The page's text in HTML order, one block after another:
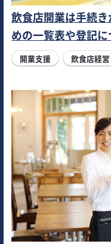
飲食店開業は手続
めの一覧表や登記
開業支援 飲食店経営